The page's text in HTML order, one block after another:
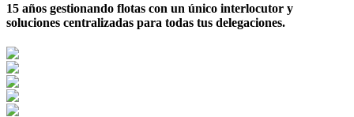
15 años gestionando flotas con un único interlocutor y
soluciones centralizadas para todas tus delegaciones.